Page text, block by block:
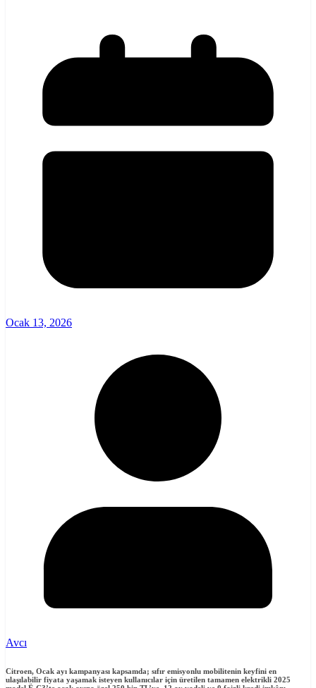
Ocak 13, 2026
Avcı
Citroen, Ocak ayı kampanyası kapsamda; sıfır emisyonlu mobilitenin keyfini en
ulaşılabilir fiyata yaşamak isteyen kullanıcılar için üretilen tamamen elektrikli 2025